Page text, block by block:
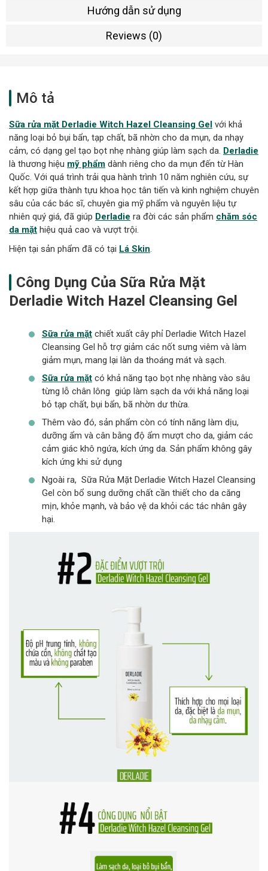
Hướng dẫn sử dụng
Reviews (0)
Mô tả
Sữa rửa mặt Derladie Witch Hazel Cleansing Gel với khả
năng loại bỏ bụi bẩn, tạp chất, bã nhờn cho da mụn, da nhạy
cảm, có dạng gel tạo bọt nhẹ nhàng giúp làm sạch da. Derladie
là thương hiệu mỹ phẩm dành riêng cho da mụn đến từ Hàn
Quốc. Với quá trình trải qua hành trình 10 năm nghiên cứu, sự
kết hợp giữa thành tựu khoa học tân tiến và kinh nghiệm chuyên
sâu của các bác sĩ, chuyên gia mỹ phẩm và nguyên liệu tự
nhiên quý giá, đã giúp Derladie ra đời các sản phẩm chăm sóc
da mặt hiệu quả cao và vượt trội.
Hiện tại sản phẩm đã có tại Lá Skin.
Công Dụng Của Sữa Rửa Mặt
Derladie Witch Hazel Cleansing Gel
Sữa rửa mặt chiết xuất cây phỉ Derladie Witch Hazel
Cleansing Gel hỗ trợ giảm các nốt sưng viêm và làm
giảm mụn, mang lại làn da thoáng mát và sạch.
Sữa rửa mặt có khả năng tạo bọt nhẹ nhàng vào sâu
từng lỗ chân lông giúp làm sạch da với khả năng loại
bỏ tạp chất, bụi bẩn, bã nhờn dư thừa.
Thêm vào đó, sản phẩm còn có tính năng làm dịu,
dưỡng ẩm và cân bằng độ ẩm mượt cho da, giảm các
cảm giác khô ngứa, kích ứng da. Sản phẩm không gây
kích ứng khi sử dụng
Ngoài ra, Sữa Rửa Mặt Derladie Witch Hazel Cleansing
Gel còn bổ sung dưỡng chất cần thiết cho da căng
mịn, khỏe mạnh, và bảo vệ da khỏi các tác nhân gây
hại.